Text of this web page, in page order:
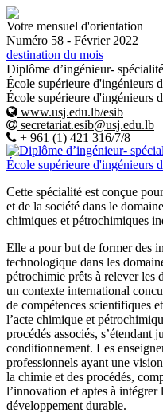
Votre mensuel d'orientation
Numéro 58 - Février 2022
destination du mois
Diplôme d’ingénieur-
École supérieure d'ingénieurs
École supérieure d'ingénieurs
www.usj.edu.lb/esib
secretariat.esib@usj.edu.lb
+ 961 (1) 421 316/7/8
Cette spécialité est conçue
et de la société dans le
chimiques et pétrochimiques
Elle a pour but de former des
technologique dans les
pétrochimie prêts à relever les
un contexte international
de compétences scientifiques
l’acte chimique et
procédés associés, s’étendant
conditionnement. Les
professionnels ayant une
la chimie et des procédés,
l’innovation et aptes à intégrer
développement durable.